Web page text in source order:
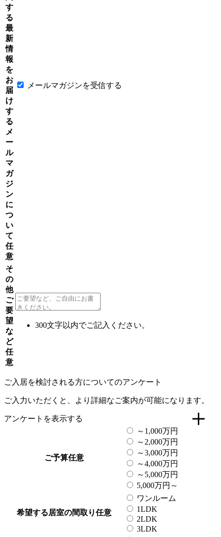
す
る
最
新
情
報
を
お
届
け
す
る
メ
ー
ル
マ
ガ
ジ
ン
に
つ
い
て
任
意
メールマガジンを受信する
そ
の
他
ご
要
望
な
ど
任
意
300文字以内でご記入ください。
ご入居を検討される方についてのアンケート
ご入力いただくと、より詳細なご案内が可能になります。
アンケートを表示する
ご予算任意
～1,000万円
～2,000万円
～3,000万円
～4,000万円
～5,000万円
5,000万円～
希望する居室の間取り任意
ワンルーム
1LDK
2LDK
3LDK